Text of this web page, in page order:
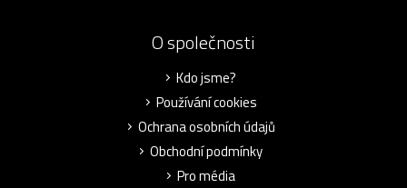
O společnosti
Kdo jsme?
Používání cookies
Ochrana osobních údajů
Obchodní podmínky
Pro média